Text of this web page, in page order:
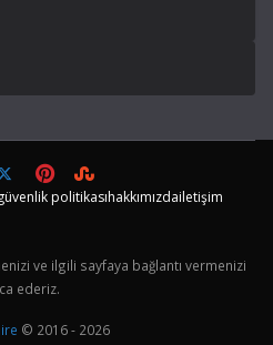
güvenlik politikasıhakkımızdailetişim
ve ilgili sayfaya bağlantı vermenizi
ederiz.
© 2016 - 2026